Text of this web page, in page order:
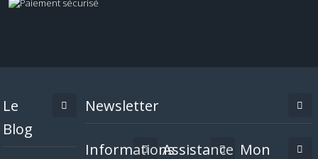
Le
Blog
Newsletter
InformationsAssistance Mon